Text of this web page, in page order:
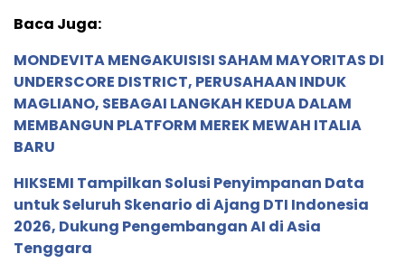
Baca Juga:
MONDEVITA MENGAKUISISI SAHAM MAYORITAS DI
UNDERSCORE DISTRICT, PERUSAHAAN INDUK
MAGLIANO, SEBAGAI LANGKAH KEDUA DALAM
MEMBANGUN PLATFORM MEREK MEWAH ITALIA
BARU
HIKSEMI Tampilkan Solusi Penyimpanan Data
untuk Seluruh Skenario di Ajang DTI Indonesia
2026, Dukung Pengembangan AI di Asia
Tenggara